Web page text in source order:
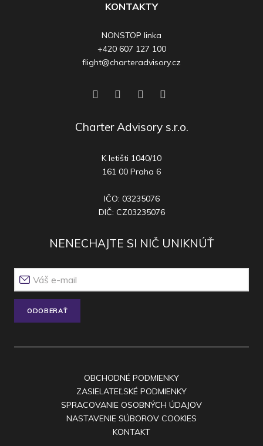
KONTAKTY
NONSTOP linka
+420 607 127 100
flight@charteradvisory.cz
Charter Advisory s.r.o.
K letišti 1040/10
161 00 Praha 6
IČO: 03235076
DIČ: CZ03235076
NENECHAJTE SI NIČ UNIKNÚŤ
ODOBERAŤ
OBCHODNÉ PODMIENKY
ZASIELATEĽSKÉ PODMIENKY
SPRACOVANIE OSOBNÝCH ÚDAJOV
NASTAVENIE SÚBOROV COOKIES
KONTAKT